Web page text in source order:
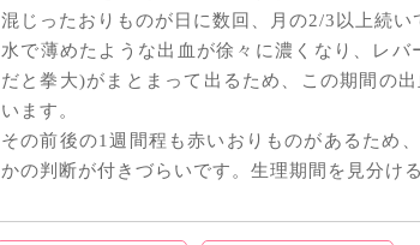
混じったおりものが日に数回、月の2/3以上続い
水で薄めたような出血が徐々に濃くなり、レ
だと拳大)がまとまって出るため、この期間の
います。
その前後の1週間程も赤いおりものがあるため
かの判断が付きづらいです。生理期間を見分け